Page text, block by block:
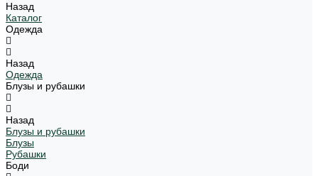
Назад
Каталог
Одежда
Назад
Одежда
Блузы и рубашки
Назад
Блузы и рубашки
Блузы
Рубашки
Боди